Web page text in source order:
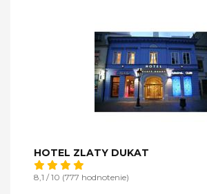
HOTEL ZLATY DUKAT
8,1 / 10 (777 hodnotenie)